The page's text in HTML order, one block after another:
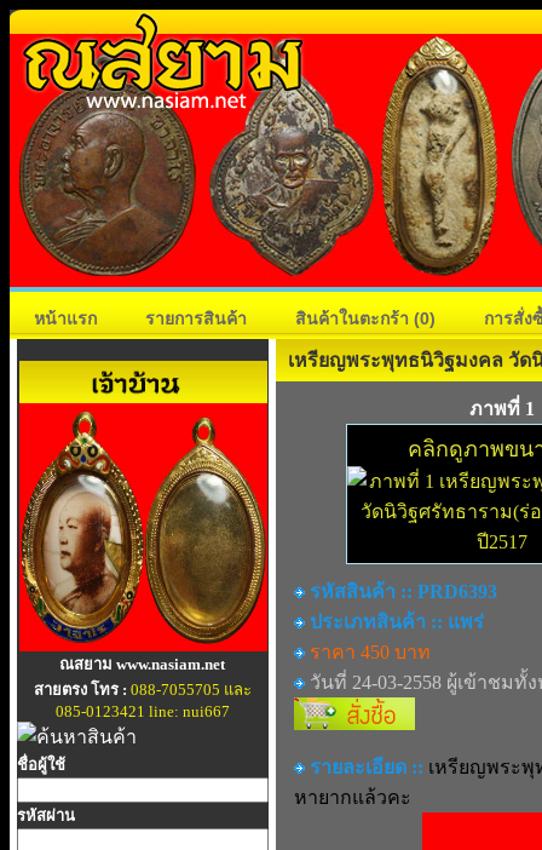
หน้าแรก รายการสินค้า สินค้าในตะกร้า (0) การสั่ง
ณสยาม www.nasiam.net
สายตรง โทร : 088-7055705 และ
085-0123421 line: nui667
ชื่อผู้ใช้
รหัสผ่าน
เหรียญพระพุทธนิวิฐมงคล วัด
ภาพที่ 1
คลิกดูภาพขน
รหัสสินค้า :: PRD6393
ประเภทสินค้า :: แพร่
ราคา 450 บาท
วันที่ 24-03-2558 ผู้เข้าชมทั้
รายละเอียด :: เหรียญพระพุ
หายากแล้วคะ